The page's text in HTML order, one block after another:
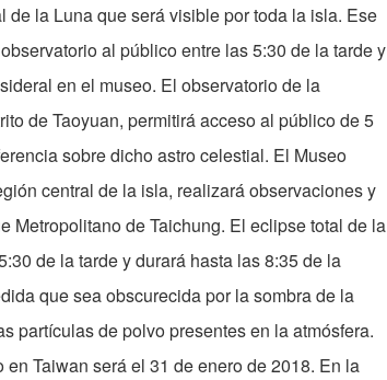
la Luna que será visible por toda la isla. Ese
al público entre las 5:30 de la tarde y
en el museo. El observatorio de la
de Taoyuan, permitirá acceso al público de 5
sobre dicho astro celestial. El Museo
central de la isla, realizará observaciones y
Metropolitano de Taichung. El eclipse total de la
de la tarde y durará hasta las 8:35 de la
que sea obscurecida por la sombra de la
partículas de polvo presentes en la atmósfera.
Taiwan será el 31 de enero de 2018. En la